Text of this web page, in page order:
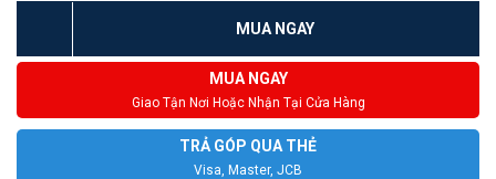
MUA NGAY
MUA NGAY
Giao Tận Nơi Hoặc Nhận Tại Cửa Hàng
TRẢ GÓP QUA THẺ
Visa, Master, JCB